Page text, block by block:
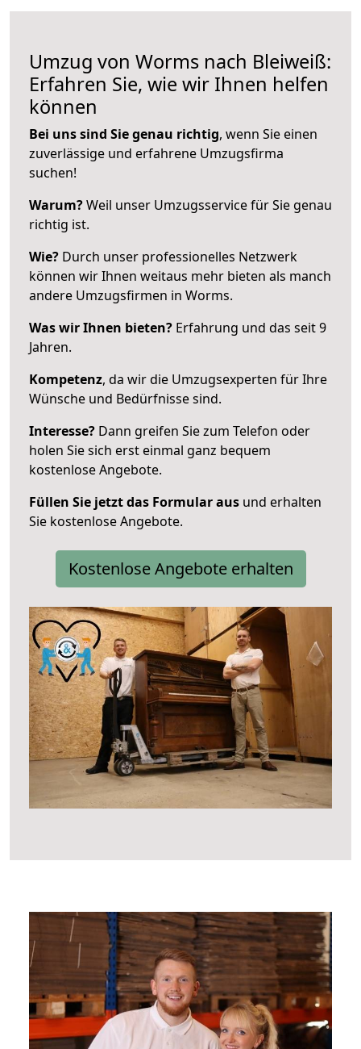
Umzug von Worms nach Bleiweiß:
Erfahren Sie, wie wir Ihnen helfen
können
Bei uns sind Sie genau richtig, wenn Sie einen
zuverlässige und erfahrene Umzugsfirma
suchen!
Warum?Weil unser Umzugsservice für Sie genau
richtig ist.
Wie? Durch unser professionelles Netzwerk
können wir Ihnen weitaus mehr bieten als manch
andere Umzugsfirmen in Worms.
Was wir Ihnen bieten? Erfahrung und das seit 9
Jahren.
Kompetenz, da wir die Umzugsexperten für Ihre
Wünsche und Bedürfnisse sind.
Interesse? Dann greifen Sie zum Telefon oder
holen Sie sich erst einmal ganz bequem
kostenlose Angebote.
Füllen Sie jetzt das Formular aus und erhalten
Sie kostenlose Angebote.
Kostenlose Angebote erhalten